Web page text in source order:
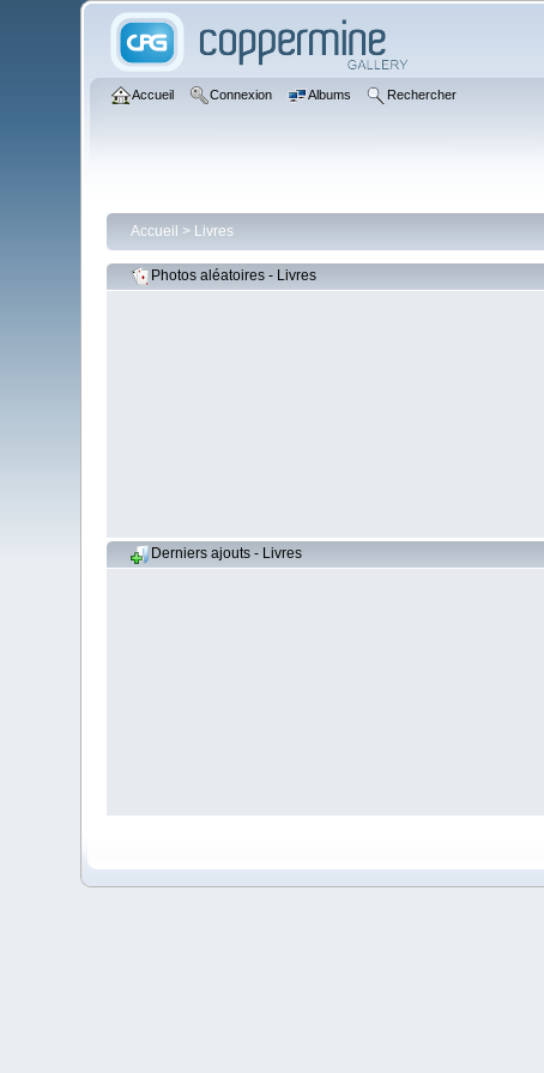
Accueil Connexion Albums Rechercher
Accueil > Livres
Photos aléatoires - Livres
Derniers ajouts - Livres